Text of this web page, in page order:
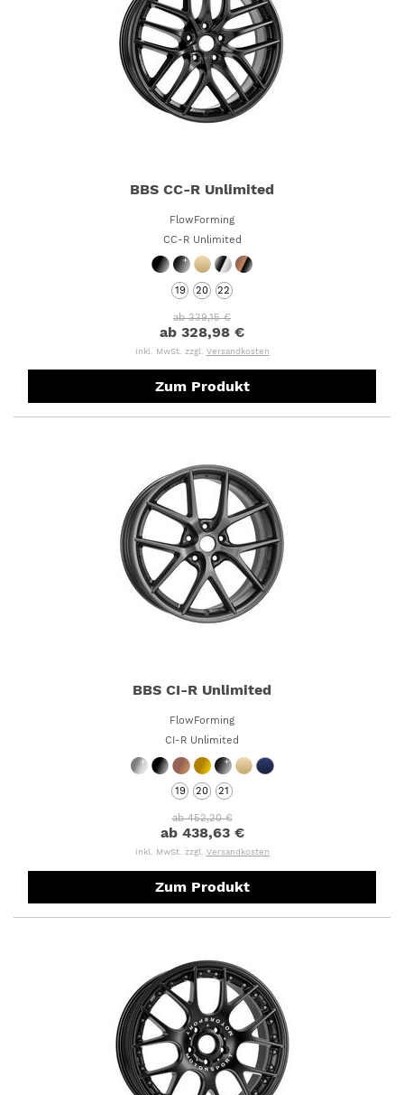
BBS CC-R Unlimited
FlowForming
CC-R Unlimited
19 20 22
ab 339,15 €
ab 328,98 €
inkl. MwSt. zzgl. Versandkosten
Zum Produkt
BBS CI-R Unlimited
FlowForming
CI-R Unlimited
19 20 21
ab 452,20 €
ab 438,63 €
inkl. MwSt. zzgl. Versandkosten
Zum Produkt